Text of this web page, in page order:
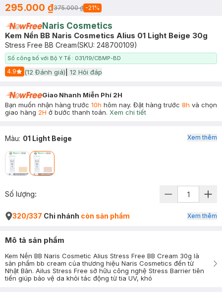
295.000 ₫375.000 ₫ -21%
Naris Cosmetics
Kem Nền BB Naris Cosmetics Alius 01 Light Beige 30g
Stress Free BB Cream(SKU: 248700109)
Số công bố với Bộ Y Tế : 031/19/CBMP-BD
4.9
Start Icon
(12 Đánh giá) 12 Hỏi đáp
Giao Nhanh Miễn Phí 2H
Bạn muốn nhận hàng trước 10h hôm nay. Đặt hàng trước 8h và chọn
giao hàng 2H ở bước thanh toán. Xem chi tiết
Màu: 01 Light Beige Xem thêm
Số lượng:
320/337 Chi nhánh còn sản phẩm Xem thêm
Mô tả sản phẩm
Kem Nền BB Naris Cosmetic Alius Stress Free BB Cream 30g là
sản phẩm bb cream của thương hiệu Naris Cosmetics đến từ
Nhật Bản. Ailus Stress Free sở hữu công nghệ Stress Barrier tiên
tiến giúp bảo vệ da khỏi tác động từ tia UV, khó